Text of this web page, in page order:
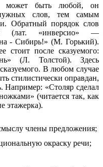
может быть любой, он
слов, тем самым
Обратный порядок слов
(лат. «инверсио» —
- Сибирь!» (М. Горький).
стоит после сказуемого:
(Л. Толстой). Здесь
В любом случае
стилистически оправдан,
Например: «Столяр сделал
(читается так, как
этажерка).
члены предложения;
окраску речи;